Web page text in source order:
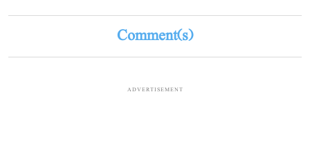
Comment(s)
ADVERTISEMENT